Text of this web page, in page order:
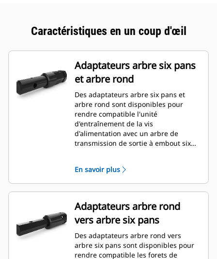
Caractéristiques en un coup d'œil
Adaptateurs arbre six pans
et arbre rond
Des adaptateurs arbre six pans et
arbre rond sont disponibles pour
rendre compatible l'unité
d'entraînement de la vis
d'alimentation avec un arbre de
transmission de sortie à embout six
En savoir plus
Adaptateurs arbre rond
vers arbre six pans
Des adaptateurs arbre rond vers
arbre six pans sont disponibles pour
rendre compatible les forets de